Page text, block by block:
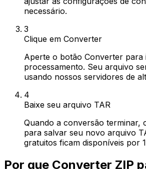
necessário.
3
Clique em Converter
Aperte o botão Converter para
processamento. Seu arquivo
usando nossos servidores de
4
Baixe seu arquivo TAR
Quando a conversão terminar,
para salvar seu novo arquivo
gratuitos ficam disponíveis por
Por que Converter ZIP